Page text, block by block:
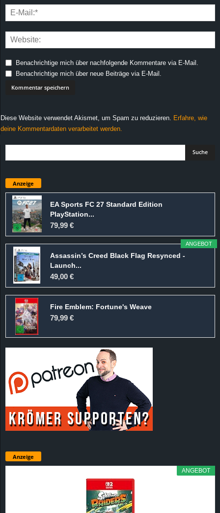
Benachrichtige mich über nachfolgende Kommentare via E-Mail.
Benachrichtige mich über neue Beiträge via E-Mail.
Diese Website verwendet Akismet, um Spam zu reduzieren.
Erfahre, wie
deine Kommentardaten verarbeitet werden.
Anzeige
EA Sports FC 27 Standard Edition
PlayStation...
79,99 €
ANGEBOT
Assassin’s Creed Black Flag Resynced -
Launch...
49,00 €
Fire Emblem: Fortune's Weave
79,99 €
Anzeige
ANGEBOT